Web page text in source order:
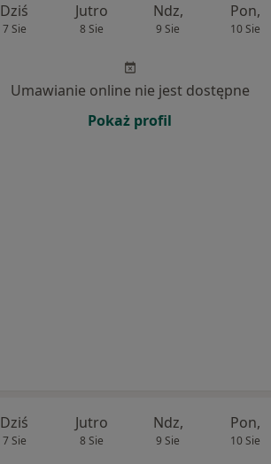
Dziś
7 Sie
Jutro
8 Sie
Ndz,
9 Sie
Pon,
10 Sie
Umawianie online nie jest dostępne
Pokaż profil
Dziś
7 Sie
Jutro
8 Sie
Ndz,
9 Sie
Pon,
10 Sie